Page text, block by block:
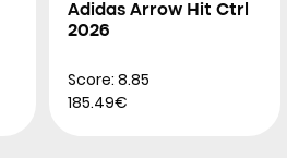
Adidas Arrow Hit Ctrl
2026
Score: 8.85
185.49€